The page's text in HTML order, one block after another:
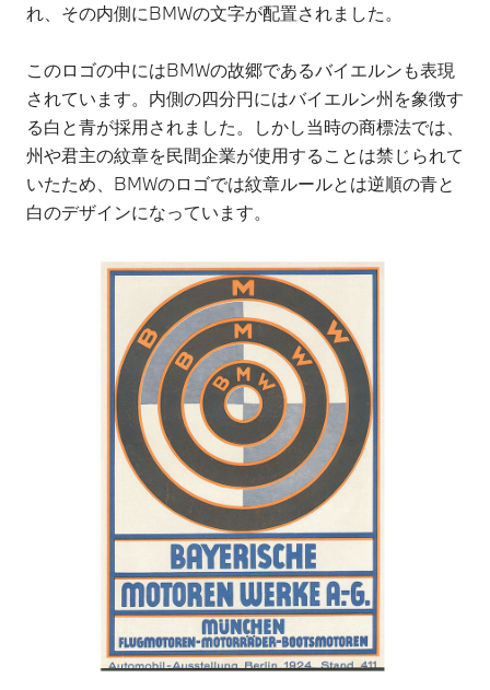
れ、その内側にBMWの文字が配置されました。
このロゴの中にはBMWの故郷であるバイエルンも表現
されています。内側の四分円にはバイエルン州を象徴す
る白と青が採用されました。しかし当時の商標法では、
州や君主の紋章を民間企業が使用することは禁じられて
いたため、BMWのロゴでは紋章ルールとは逆順の青と
白のデザインになっています。